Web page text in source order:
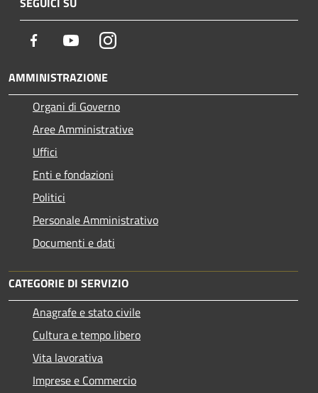
Facebook YoutubeInstagram
AMMINISTRAZIONE
Organi di Governo
Aree Amministrative
Uffici
Enti e fondazioni
Politici
Personale Amministrativo
Documenti e dati
CATEGORIE DI SERVIZIO
Anagrafe e stato civile
Cultura e tempo libero
Vita lavorativa
Imprese e Commercio